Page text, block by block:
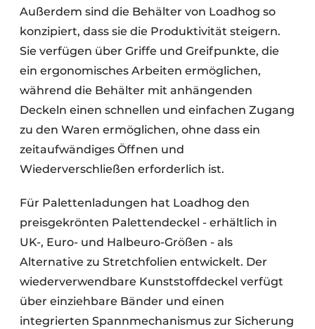
Außerdem sind die Behälter von Loadhog so
konzipiert, dass sie die Produktivität steigern.
Sie verfügen über Griffe und Greifpunkte, die
ein ergonomisches Arbeiten ermöglichen,
während die Behälter mit anhängenden
Deckeln einen schnellen und einfachen Zugang
zu den Waren ermöglichen, ohne dass ein
zeitaufwändiges Öffnen und
Wiederverschließen erforderlich ist.
Für Palettenladungen hat Loadhog den
preisgekrönten Palettendeckel - erhältlich in
UK-, Euro- und Halbeuro-Größen - als
Alternative zu Stretchfolien entwickelt. Der
wiederverwendbare Kunststoffdeckel verfügt
über einziehbare Bänder und einen
integrierten Spannmechanismus zur Sicherung